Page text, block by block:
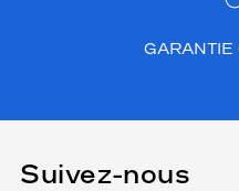
GARANTIE
Suivez-nous